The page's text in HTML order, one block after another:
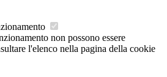
non possono essere
l'elenco nella pagina della cookie